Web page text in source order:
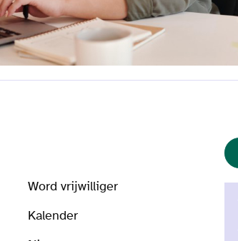
Word vrijwilliger
Kalender